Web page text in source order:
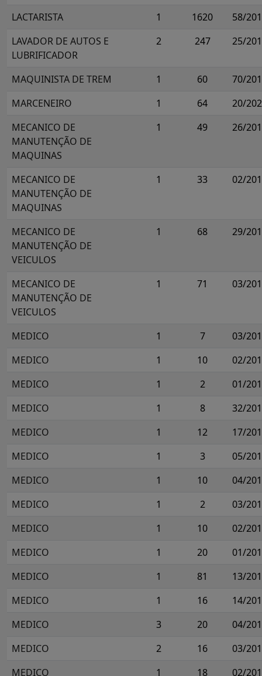
LACTARISTA
1 1620
58/
LAVADOR DE AUTOS E
LUBRIFICADOR
2 247 25/
MAQUINISTA DE TREM 1 60
70/
MARCENEIRO
1 64
20/
MECANICO DE
MANUTENÇÃO DE
MAQUINAS
1 49 26/
MECANICO DE
MANUTENÇÃO DE
MAQUINAS
1 33 02/
MECANICO DE
MANUTENÇÃO DE
VEICULOS
1 68 29/
MECANICO DE
MANUTENÇÃO DE
VEICULOS
1 71 03/
MEDICO 1 7
03/
MEDICO
1 10
02/
MEDICO
1 2
01/
MEDICO
1 8
32/
MEDICO
1 12
17/
MEDICO
1 3
05/
MEDICO
1 10
04/
MEDICO
1 2
03/
MEDICO
1 10
02/
MEDICO
1 20
01/
MEDICO
1 81
13/
MEDICO
1 16
14/
MEDICO
3 20
04/
MEDICO
2 16
03/
MEDICO
1 18 02/